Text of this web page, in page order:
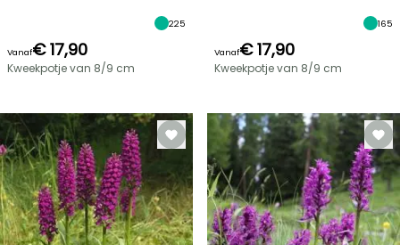
FLASH-
SALES
TOT
30%
225
Vanaf€ 17,90
Kweekpotje van 8/9 cm
165
Vanaf€ 17,90
Kweekpotje van 8/9 cm